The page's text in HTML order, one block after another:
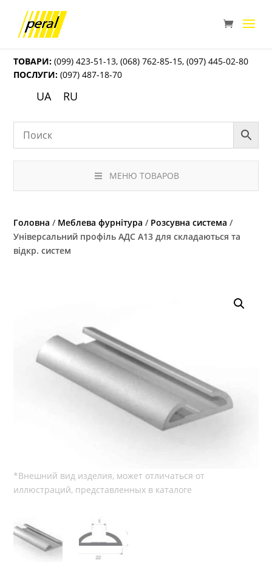
ТОВАРИ: (099) 423-51-13,(068) 762-85-15,(097) 445-02-80
ПОСЛУГИ: (097) 487-18-70
UA RU
МЕНЮ ТОВАРОВ
Головна / Меблева фурнітура / Розсувна система /
Універсальний профіль АДС А13 для складаються та
відкр. систем